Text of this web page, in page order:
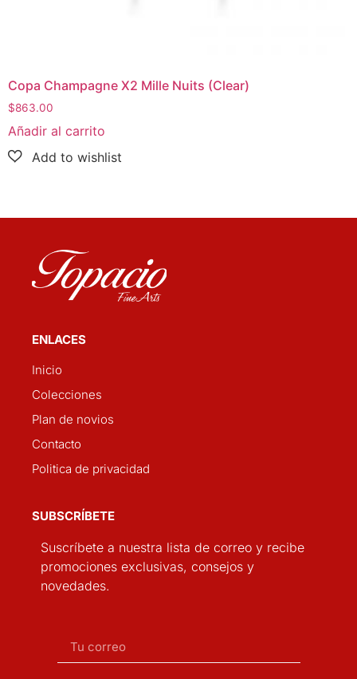
Copa Champagne X2 Mille Nuits (Clear)
$863.00
Añadir al carrito
ENLACES
Inicio
Colecciones
Plan de novios
Contacto
Politica de privacidad
SUBSCRÍBETE
Suscríbete a nuestra lista de correo y recibe
promociones exclusivas, consejos y
novedades.